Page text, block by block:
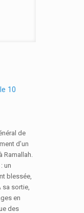
10
de
d’un
un
blessée,
sa sortie,
en
des